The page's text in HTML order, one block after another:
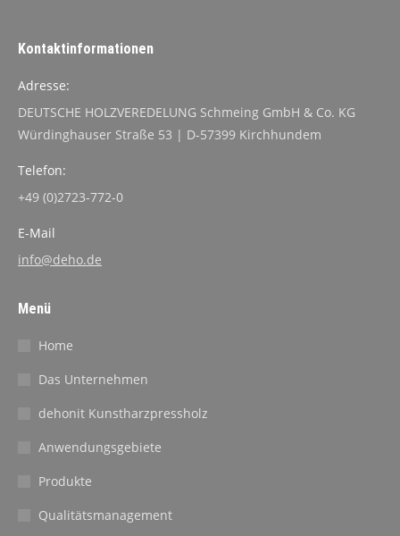
Kontaktinformationen
Adresse:
DEUTSCHE HOLZVEREDELUNG Schmeing GmbH & Co. KG
Würdinghauser Straße 53 | D-57399 Kirchhundem
Telefon:
+49 (0)2723-772-0
E-Mail
info@deho.de
Menü
Home
Das Unternehmen
dehonit Kunstharzpressholz
Anwendungsgebiete
Produkte
Qualitätsmanagement